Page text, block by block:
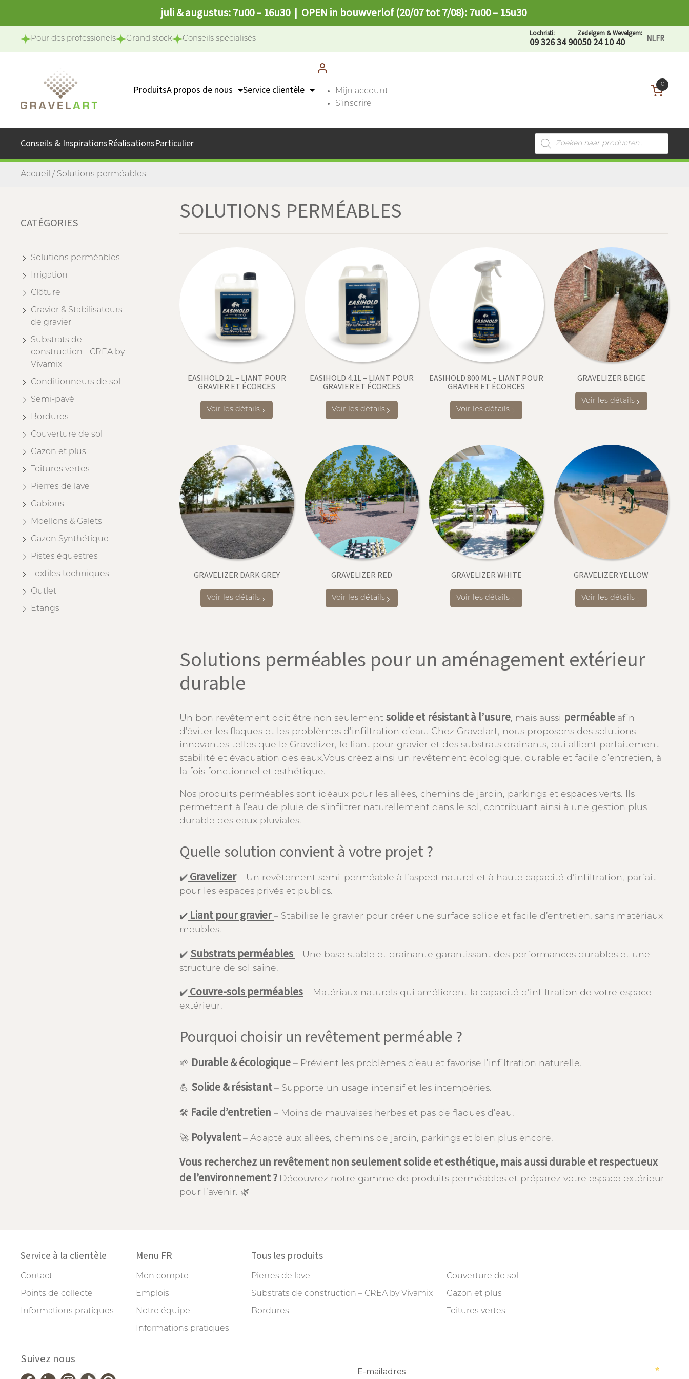
juli & augustus: 7u00 – 16u30 | OPEN in bouwverlof (20/07 tot 7/08): 7u00 – 15u30
Pour des professionels Grand stock Conseils spécialisés
Lochristi:
09 326 34 90
Zedelgem & Wevelgem:
050 24 10 40 NLFR
ProduitsA propos de nous
Notre mission
Service clientèle
Points de collecte
Mijn account
S’inscrire
0
Conseils & InspirationsRéalisationsParticulier
Recherche
de
produits
Accueil / Solutions perméables
SOLUTIONS PERMÉABLES
EASIHOLD 2L – LIANT POUR
GRAVIER ET ÉCORCES
Voir les détails
EASIHOLD 4.1L – LIANT POUR
GRAVIER ET ÉCORCES
Voir les détails
EASIHOLD 800 ML – LIANT POUR
GRAVIER ET ÉCORCES
Voir les détails
GRAVELIZER BEIGE
Voir les détails
GRAVELIZER DARK GREY
Voir les détails
GRAVELIZER RED
Voir les détails
GRAVELIZER WHITE
Voir les détails
GRAVELIZER YELLOW
Voir les détails
Solutions perméables pour un aménagement extérieur
durable
Un bon revêtement doit être non seulement solide et résistant à l’usure, mais aussi perméable afin
d’éviter les flaques et les problèmes d’infiltration d’eau. Chez Gravelart, nous proposons des solutions
innovantes telles que le Gravelizer, le liant pour gravier et des substrats drainants, qui allient parfaitement
stabilité et évacuation des eaux.Vous créez ainsi un revêtement écologique, durable et facile d’entretien, à
la fois fonctionnel et esthétique.
Nos produits perméables sont idéaux pour les allées, chemins de jardin, parkings et espaces verts. Ils
permettent à l’eau de pluie de s’infiltrer naturellement dans le sol, contribuant ainsi à une gestion plus
durable des eaux pluviales.
Quelle solution convient à votre projet ?
✔️ Gravelizer– Un revêtement semi-perméable à l’aspect naturel et à haute capacité d’infiltration, parfait
pour les espaces privés et publics.
✔️ Liant pour gravier– Stabilise le gravier pour créer une surface solide et facile d’entretien, sans matériaux
meubles.
✔️ Substrats perméables – Une base stable et drainante garantissant des performances durables et une
structure de sol saine.
✔️ Couvre-sols perméables – Matériaux naturels qui améliorent la capacité d’infiltration de votre espace
extérieur.
Pourquoi choisir un revêtement perméable ?
🌱 Durable & écologique – Prévient les problèmes d’eau et favorise l’infiltration naturelle.
💪 Solide & résistant – Supporte un usage intensif et les intempéries.
🛠 Facile d’entretien – Moins de mauvaises herbes et pas de flaques d’eau.
🚀 Polyvalent – Adapté aux allées, chemins de jardin, parkings et bien plus encore.
Vous recherchez un revêtement non seulement solide et esthétique, mais aussi durable et respectueux
de l’environnement ? Découvrez notre gamme de produits perméables et préparez votre espace extérieur
pour l’avenir. 🌿
CATÉGORIES
Solutions perméables
Irrigation
Clôture
Gravier & Stabilisateurs
de gravier
Substrats de
construction - CREA by
Vivamix
Conditionneurs de sol
Semi-pavé
Bordures
Couverture de sol
Gazon et plus
Toitures vertes
Pierres de lave
Gabions
Moellons & Galets
Gazon Synthétique
Pistes équestres
Textiles techniques
Outlet
Etangs
Service à la clientèle
Contact
Points de collecte
Informations pratiques
Menu FR
Mon compte
Emplois
Notre équipe
Informations pratiques
Tous les produits
Pierres de lave
Substrats de construction – CREA by Vivamix
Bordures
Couverture de sol
Gazon et plus
Toitures vertes
Suivez nous